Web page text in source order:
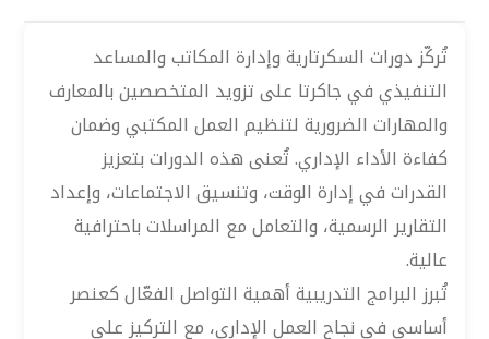
تُركّز دورات السكرتارية وإدارة المكاتب والمساعد
التنفيذي في جاكرتا على تزويد المتخصصين بالمعارف
والمهارات الضرورية لتنظيم العمل المكتبي وضمان
كفاءة الأداء الإداري. تُعنى هذه الدورات بتعزيز
القدرات في إدارة الوقت، وتنسيق الاجتماعات، وإعداد
التقارير الرسمية، والتعامل مع المراسلات باحترافية
عالية.
تُبرز البرامج التدريبية أهمية التواصل الفعّال كعنصر
أساسي في نجاح العمل الإداري، مع التركيز على